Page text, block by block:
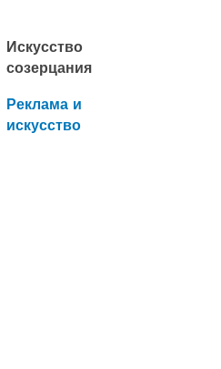
Искусство
созерцания
Реклама и
искусство